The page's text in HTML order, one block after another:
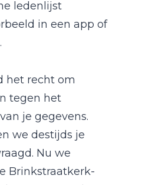
ledenlijst
in een app of
het recht om
tegen het
je gegevens.
we destijds je
Nu we
Brinkstraatkerk-